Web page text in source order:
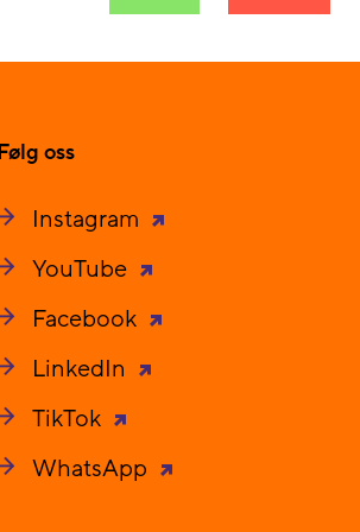
Følg oss
Instagram
YouTube
Facebook
LinkedIn
TikTok
WhatsApp